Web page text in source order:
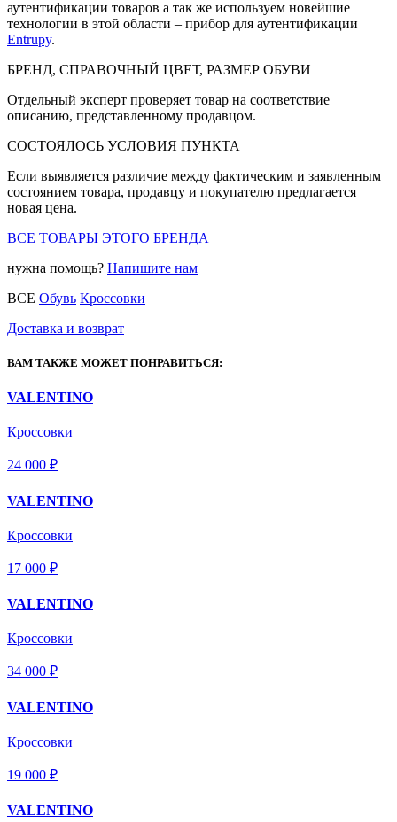
аутентификации товаров а так же используем новейшие
технологии в этой области – прибор для аутентификации
Entrupy.
БРЕНД, СПРАВОЧНЫЙ ЦВЕТ, РАЗМЕР ОБУВИ
Отдельный эксперт проверяет товар на соответствие
описанию, представленному продавцом.
СОСТОЯЛОСЬ УСЛОВИЯ ПУНКТА
Если выявляется различие между фактическим и заявленным
состоянием товара, продавцу и покупателю предлагается
новая цена.
ВСЕ ТОВАРЫ ЭТОГО БРЕНДА
нужна помощь? Напишите нам
ВСЕ Обувь Кроссовки
Доставка и возврат
ВАМ ТАКЖЕ МОЖЕТ ПОНРАВИТЬСЯ:
VALENTINO
Кроссовки
24 000 ₽
VALENTINO
Кроссовки
17 000 ₽
VALENTINO
Кроссовки
34 000 ₽
VALENTINO
Кроссовки
19 000 ₽
VALENTINO